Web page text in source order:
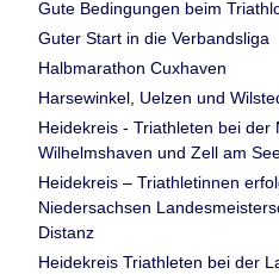
Gute Bedingungen beim
Guter Start in die Verbandsliga
Halbmarathon Cuxhaven
Harsewinkel, Uelzen und
Heidekreis - Triathleten bei der
Wilhelmshaven und Zell am
Heidekreis – Triathletinnen
Niedersachsen
Distanz
Heidekreis Triathleten bei der